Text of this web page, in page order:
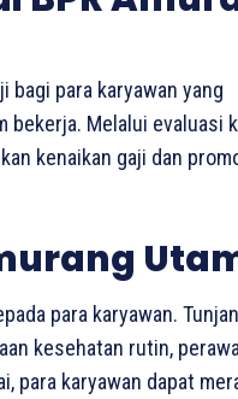
bagi para karyawan yang
bekerja. Melalui evaluasi
kenaikan gaji dan
para karyawan.
kesehatan rutin,
para karyawan dapat